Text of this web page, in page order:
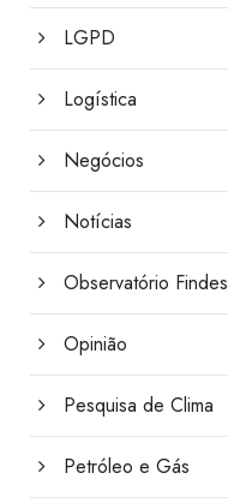
LGPD
Logística
Negócios
Notícias
Observatório Findes
Opinião
Pesquisa de Clima
Petróleo e Gás